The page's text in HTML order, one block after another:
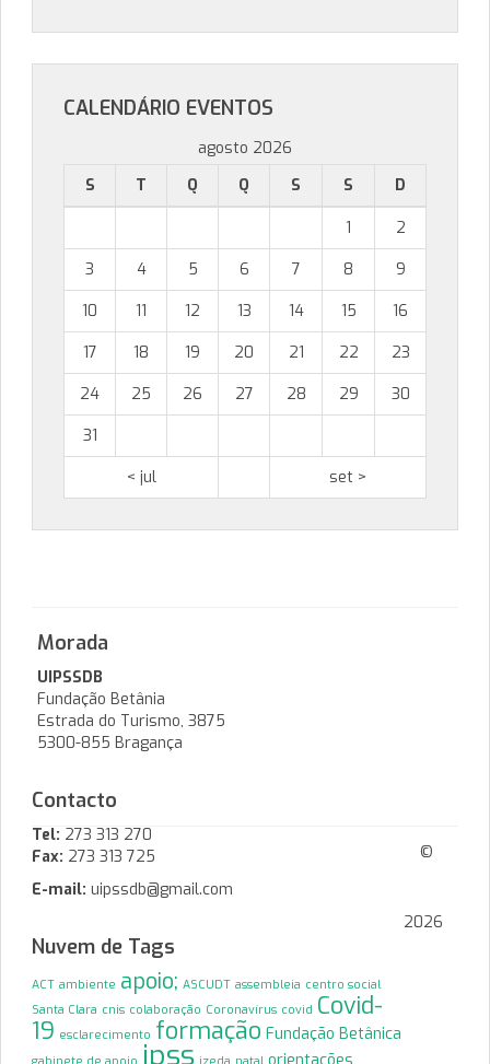
CALENDÁRIO EVENTOS
agosto 2026
S
T Q Q S S D
1
2
3
4 5 6 7 8
9
10
11 12 13 14 15
16
17
18 19 20 21 22
23
24
25 26 27 28 29
30
31
< jul
set >
Morada
UIPSSDB
Fundação Betânia
Estrada do Turismo, 3875
5300-855 Bragança
Contacto
Tel: 273 313 270
Fax: 273 313 725
E-mail: uipssdb@gmail.com
Nuvem de Tags
ACT ambiente apoio; ASCUDT assembleia centro social
Santa Clara cnis colaboração Coronavírus covid Covid-
19 esclarecimento formação Fundação Betânica
gabinete de apoio ipss izeda natal
©
2026